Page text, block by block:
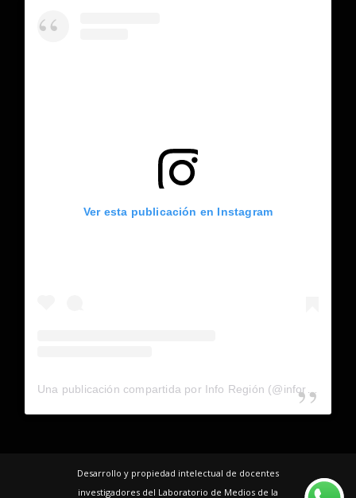
Ver esta publicación en Instagram
Una publicación compartida por Info Región (@inforegion_redes)
Desarrollo y propiedad intelectual de docentes
investigadores del Laboratorio de Medios de la